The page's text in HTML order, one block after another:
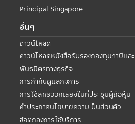
Principal Singapore
อื่นๆ
ดาวน์โหลด
ดาวน์โหลดหนังสือรับรองกองทุนภาษีแ
พันธมิตรทางธุรกิจ
การกำกับดูแลกิจการ
การใช้สิทธิออกเสียงในที่ประชุมผู้ถือหุ้น
คำประกาศนโยบายความเป็นส่วนตัว
ข้อตกลงการใช้บริการ